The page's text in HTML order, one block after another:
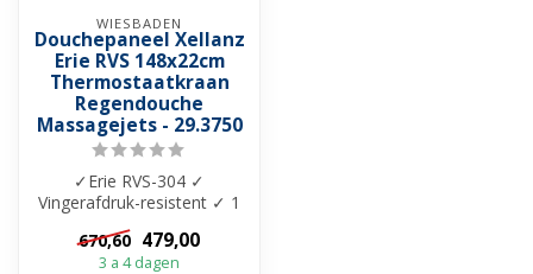
WIESBADEN
Douchepaneel Xellanz
Erie RVS 148x22cm
Thermostaatkraan
Regendouche
Massagejets - 29.3750
✓Erie RVS-304 ✓
Vingerafdruk-resistent ✓ 1
hoofddouche ✓ 2
massagedouches ✓ Incl...
670,60 479,00
3 a 4 dagen